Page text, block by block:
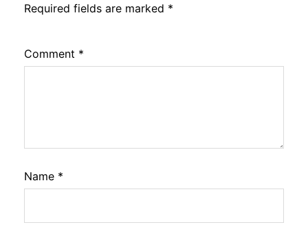
Required fields are marked *
Comment *
Name *